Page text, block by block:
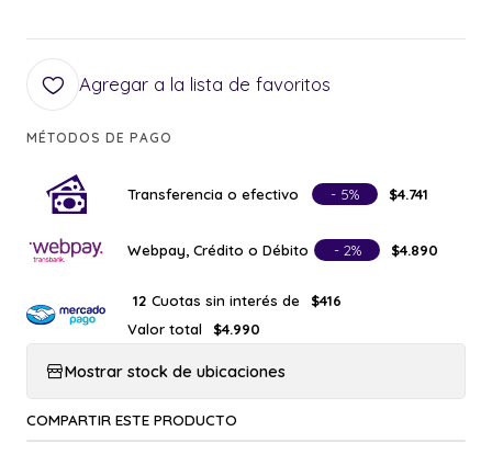
Agregar a la lista de favoritos
MÉTODOS DE PAGO
Transferencia o efectivo - 5% $4.741
Webpay, Crédito o Débito - 2% $4.890
12 Cuotas sin interés de
$416
Valor total
$4.990
Mostrar stock de ubicaciones
COMPARTIR ESTE PRODUCTO